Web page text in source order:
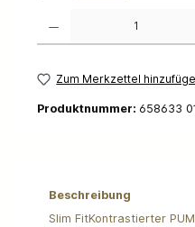
Zum Merkzettel
Produktnummer: 658633
Beschreibung
Slim FitKontrastierter